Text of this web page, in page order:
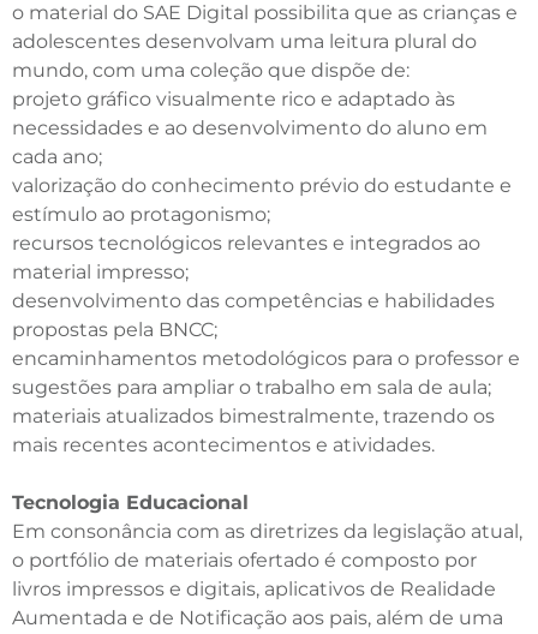
o material do SAE Digital possibilita que as crianças e
adolescentes desenvolvam uma leitura plural do
mundo, com uma coleção que dispõe de:
projeto gráfico visualmente rico e adaptado às
necessidades e ao desenvolvimento do aluno em
cada ano;
valorização do conhecimento prévio do estudante e
estímulo ao protagonismo;
recursos tecnológicos relevantes e integrados ao
material impresso;
desenvolvimento das competências e habilidades
propostas pela BNCC;
encaminhamentos metodológicos para o professor e
sugestões para ampliar o trabalho em sala de aula;
materiais atualizados bimestralmente, trazendo os
mais recentes acontecimentos e atividades.
Tecnologia Educacional
Em consonância com as diretrizes da legislação atual,
o portfólio de materiais ofertado é composto por
livros impressos e digitais, aplicativos de Realidade
Aumentada e de Notificação aos pais, além de uma